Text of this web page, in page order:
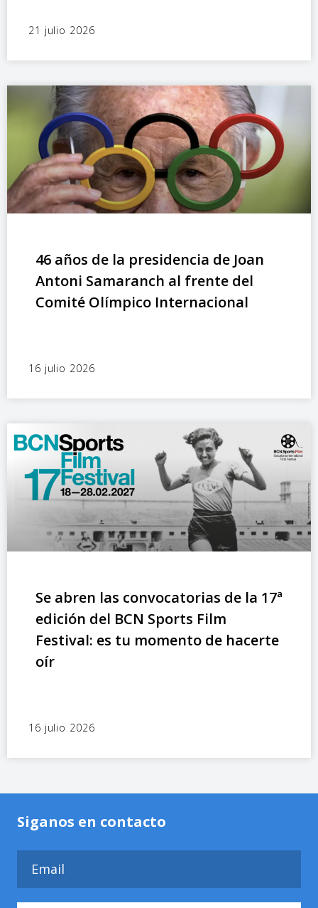
21 julio 2026
46 años de la presidencia de Joan
Antoni Samaranch al frente del
Comité Olímpico Internacional
16 julio 2026
Se abren las convocatorias de la 17ª
edición del BCN Sports Film
Festival: es tu momento de hacerte
oír
16 julio 2026
Siganos en contacto